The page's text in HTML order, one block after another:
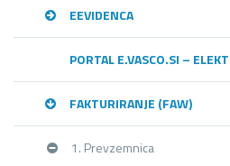
EEVIDENCA
PORTAL E.VASCO.SI –
FAKTURIRANJE (FAW)
1. Prevzemnica